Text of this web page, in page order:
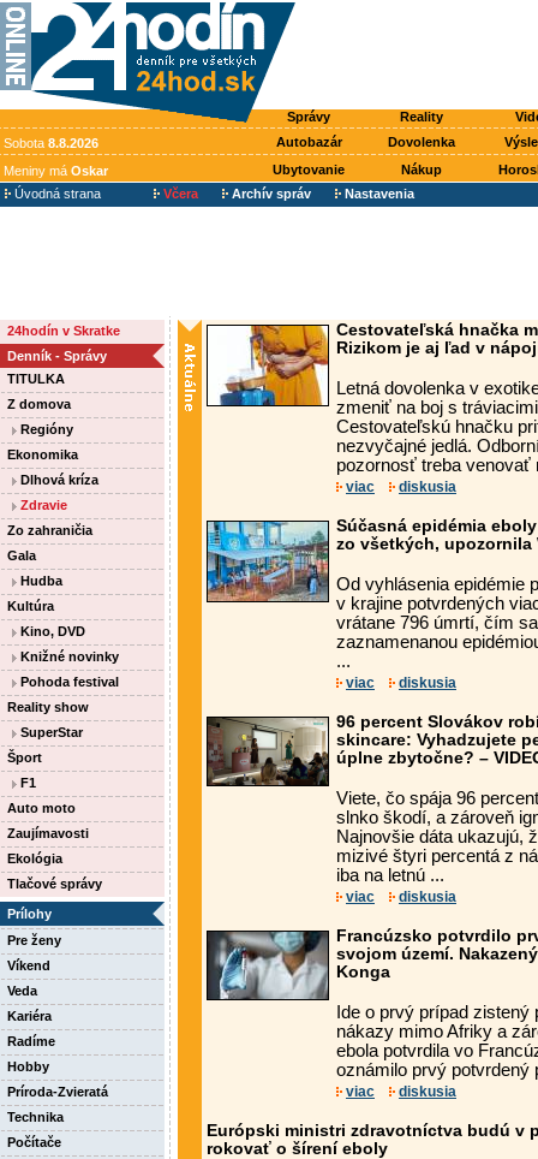
Správy Reality
Sobota 8.8.2026 Autobazár Dovolenka
Meniny má Oskar Ubytovanie Nákup
Úvodná strana
Včera Archív správ Nastavenia
24hodín v Skratke
Denník - Správy
TITULKA
Z domova
Regióny
Ekonomika
Dlhová kríza
Zdravie
Zo zahraničia
Gala
Hudba
Kultúra
Kino, DVD
Knižné novinky
Pohoda festival
Reality show
SuperStar
Šport
F1
Auto moto
Zaujímavosti
Ekológia
Tlačové správy
Prílohy
Pre ženy
Víkend
Veda
Kariéra
Radíme
Hobby
Príroda-Zvieratá
Technika
Počítače
Cestovateľská hnačka
Rizikom je aj ľad v
Letná dovolenka v
zmeniť na boj s
Cestovateľskú hnačku
nezvyčajné jedlá.
pozornosť treba venovať
viac diskusia
Súčasná epidémia
zo všetkých, upozornila
Od vyhlásenia epidémie
v krajine potvrdených
vrátane 796 úmrtí, čím
zaznamenanou
...
viac diskusia
96 percent Slovákov
skincare: Vyhadzujete
úplne zbytočne? –
Viete, čo spája 96
slnko škodí, a zároveň
Najnovšie dáta ukazujú,
mizivé štyri percentá z
iba na letnú ...
viac diskusia
Francúzsko potvrdilo
svojom území.
Konga
Ide o prvý prípad
nákazy mimo Afriky a
ebola potvrdila vo
oznámilo prvý potvrdený
viac diskusia
Európski ministri zdravotníctva budú v
rokovať o šírení eboly